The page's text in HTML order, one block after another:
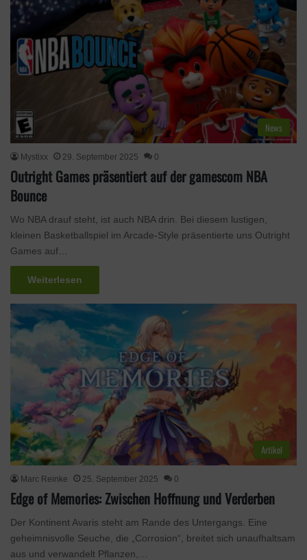
News
Mystixx 29. September 2025 0
Outright Games präsentiert auf der gamescom NBA
Bounce
Wo NBA drauf steht, ist auch NBA drin. Bei diesem lustigen,
kleinen Basketballspiel im Arcade-Style präsentierte uns Outright
Games auf…
Weiterlesen
Artikel
Marc Reinke 25. September 2025 0
Edge of Memories: Zwischen Hoffnung und Verderben
Der Kontinent Avaris steht am Rande des Untergangs. Eine
geheimnisvolle Seuche, die „Corrosion“, breitet sich unaufhaltsam
aus und verwandelt Pflanzen,…